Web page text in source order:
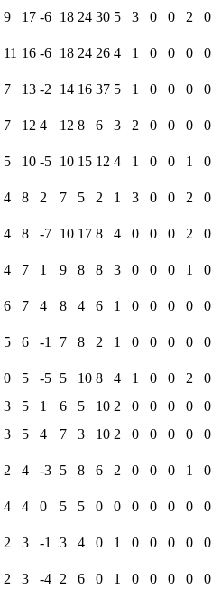
9 17 -6 18 24 30 5 3 0 0 2
0
11 16 -6 18 24 26 4 1 0 0 0
0
7 13 -2 14 16 37 5 1 0 0 0
0
7 12 4 12 8 6 3 2 0 0 0
0
5 10 -5 10 15 12 4 1 0 0 1
0
4 8 2 7 5 2 1 3 0 0 2
0
4 8 -7 10 17 8 4 0 0 0 2
0
4 7 1 9 8 8 3 0 0 0 1
0
6 7 4 8 4 6 1 0 0 0 0
0
5 6 -1 7 8 2 1 0 0 0 0
0
0 5 -5 5 10 8 4 1 0 0 2
0
3 5 1 6 5 10 2 0 0 0 0
0
3 5 4 7 3 10 2 0 0 0 0
0
2 4 -3 5 8 6 2 0 0 0 1
0
4 4 0 5 5 0 0 0 0 0 0
0
2 3 -1 3 4 0 1 0 0 0 0
0
2 3 -4 2 6 0 1 0 0 0 0
0